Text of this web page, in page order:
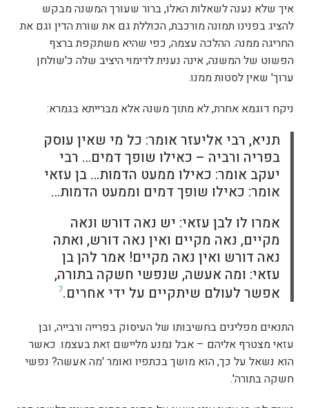
איך שלא נענה לשאלות האלו, ברור שעורך המשנה מבקש
להציג בפנינו תמונה מורכבת, הכוללת גם את שורת הדין וגם את
החריגה ממנה. ההלכה עצמה, כפי שהיא משתקפת ברצף
הפשוט של המשנה, אינה נענית לדימוי היציב שלה כ'שולחן
ערוך' שאין לסטות ממנו.
ניקח דוגמא אחרת, לא מתוך משנה אלא מברייתא בגמרא:
תניא, רבי אליעזר אומר: כל מי שאין עוסק
בפריה ורביה – כאילו שופך דמים… רבי
יעקב אומר: כאילו ממעט הדמות… בן עזאי
אומר: כאילו שופך דמים וממעט הדמות…
אמרו לו לבן עזאי: יש נאה דורש ונאה
מקיים, נאה מקיים ואין נאה דורש, ואתה
נאה דורש ואין נאה מקיים! אמר להן בן
עזאי: ומה אעשה, שנפשי חשקה בתורה,
אפשר לעולם שיתקיים על ידי אחרים.7
התנאים מפליגים בחשיבותו של העיסוק בפרייה ורבייה, ובן
עזאי מצטרף אליהם – אבל נמנע מליישם זאת בעצמו. כאשר
הוא נשאל על כך, הוא מושך בכתפיו ואומר 'מה אעשה? נפשי
חשקה בתורה'.